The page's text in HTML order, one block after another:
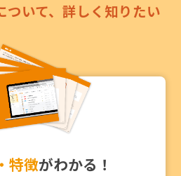
ついて、詳しく知りたい
特徴がわかる！